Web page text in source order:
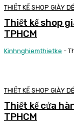
THIẾT KẾ SHOP GIÀY
Thiết kế shop
TPHCM
Kinhnghiemthietke -
THIẾT KẾ SHOP GIÀY
Thiết kế cửa
TPHCM